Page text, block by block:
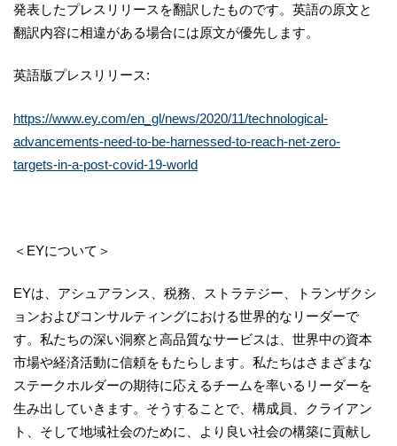
発表したプレスリリースを翻訳したものです。英語の原文と
翻訳内容に相違がある場合には原文が優先します。
英語版プレスリリース:
https://www.ey.com/en_gl/news/2020/11/technological-
advancements-need-to-be-harnessed-to-reach-net-zero-
targets-in-a-post-covid-19-world
＜EYについて＞
EYは、アシュアランス、税務、ストラテジー、トランザクシ
ョンおよびコンサルティングにおける世界的なリーダーで
す。私たちの深い洞察と高品質なサービスは、世界中の資本
市場や経済活動に信頼をもたらします。私たちはさまざまな
ステークホルダーの期待に応えるチームを率いるリーダーを
生み出していきます。そうすることで、構成員、クライアン
ト、そして地域社会のために、より良い社会の構築に貢献し